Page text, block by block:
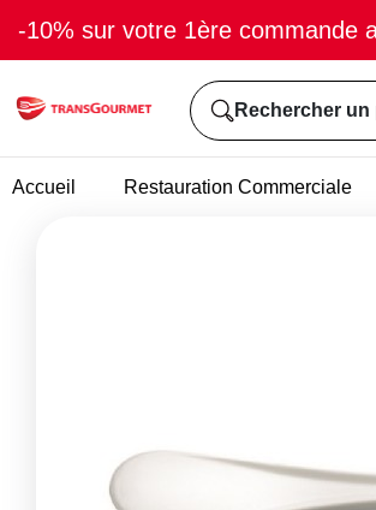
-10% sur votre 1ère commande
Rechercher
Accueil Restauration Commerciale